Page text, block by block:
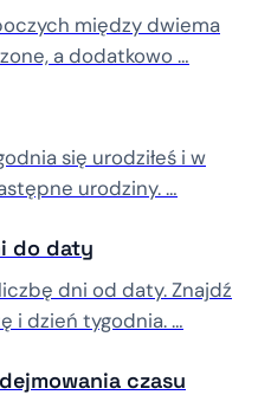
między dwiema
a dodatkowo …
się urodziłeś i w
urodziny. …
do daty
dni od daty. Znajdź
i dzień tygodnia. …
czasu